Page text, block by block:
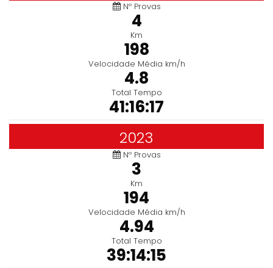
Nº Provas
4
Km
198
Velocidade Média km/h
4.8
Total Tempo
41:16:17
2023
Nº Provas
3
Km
194
Velocidade Média km/h
4.94
Total Tempo
39:14:15